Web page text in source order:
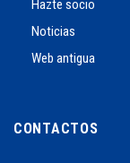
Hazte socio
Noticias
Web antigua
CONTACTOS